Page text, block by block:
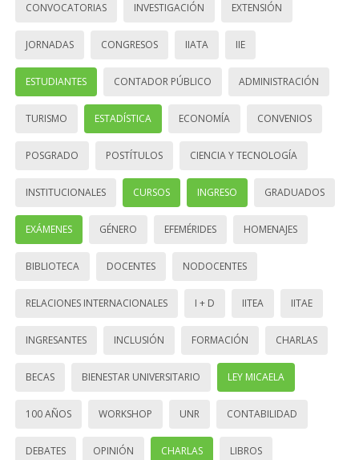
CONVOCATORIAS INVESTIGACIÓN EXTENSIÓN
JORNADAS CONGRESOS IIATA IIE
ESTUDIANTES CONTADOR PÚBLICO ADMINISTRACIÓN
TURISMO ESTADÍSTICA ECONOMÍA CONVENIOS
POSGRADO POSTÍTULOS CIENCIA Y TECNOLOGÍA
INSTITUCIONALES CURSOS INGRESO GRADUADOS
EXÁMENES GÉNERO EFEMÉRIDES HOMENAJES
BIBLIOTECA DOCENTES NODOCENTES
RELACIONES INTERNACIONALES I + D IITEA IITAE
INGRESANTES INCLUSIÓN FORMACIÓN CHARLAS
BECAS BIENESTAR UNIVERSITARIO LEY MICAELA
100 AÑOS WORKSHOP UNR CONTABILIDAD
DEBATES OPINIÓN CHARLAS LIBROS